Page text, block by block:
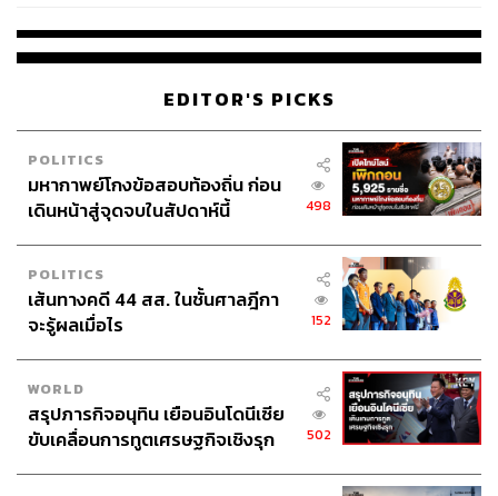
EDITOR'S PICKS
POLITICS
มหากาพย์โกงข้อสอบท้องถิ่น ก่อน
เดินหน้าสู่จุดจบในสัปดาห์นี้
498
POLITICS
เส้นทางคดี 44 สส. ในชั้นศาลฎีกา
จะรู้ผลเมื่อไร
152
WORLD
สรุปภารกิจอนุทิน เยือนอินโดนีเซีย
ขับเคลื่อนการทูตเศรษฐกิจเชิงรุก
502